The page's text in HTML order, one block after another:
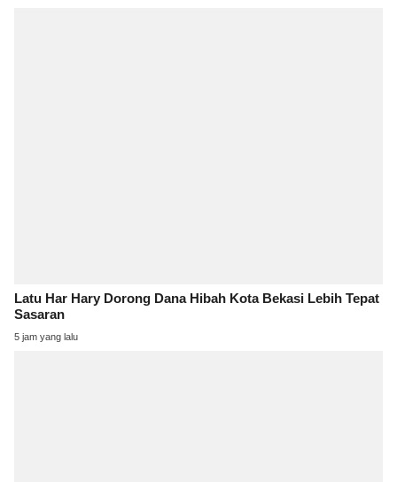
Latu Har Hary Dorong Dana Hibah Kota Bekasi Lebih Tepat
Sasaran
5 jam yang lalu